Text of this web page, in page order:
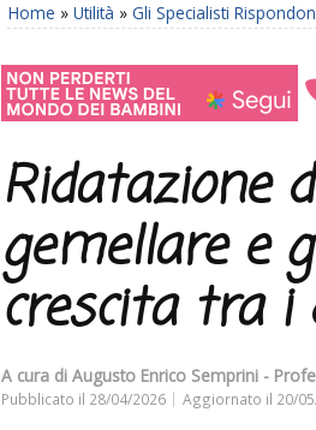
Home » Utilità » Gli Specialisti
Ridatazione
gemellare e
crescita tra i
A cura di Augusto Enrico Semprini -
Pubblicato il 28/04/2026 Aggiornato il 20/